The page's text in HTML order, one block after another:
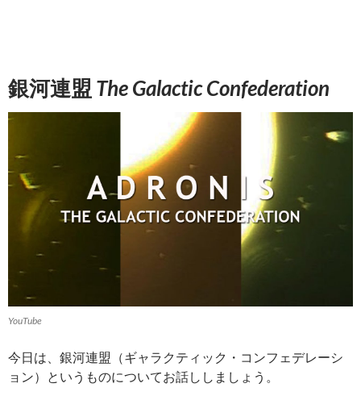
銀河連盟 The Galactic Confederation
YouTube
今日は、銀河連盟（ギャラクティック・コンフェデレーシ
ョン）というものについてお話ししましょう。